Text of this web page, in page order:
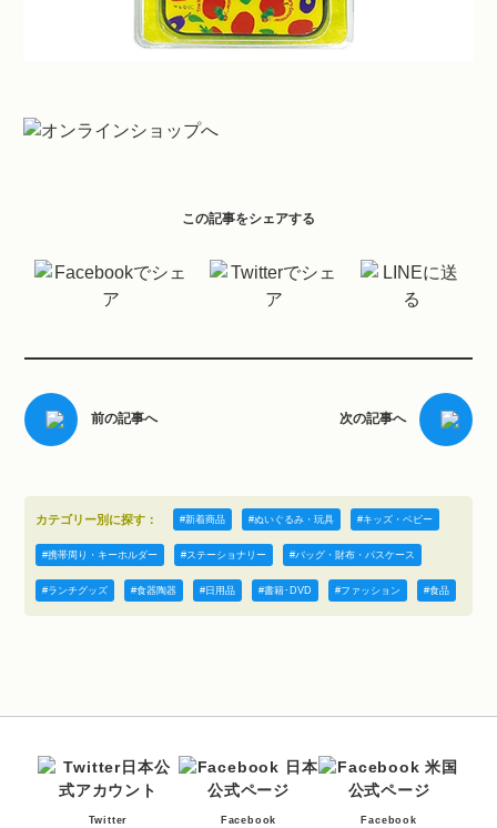
この記事をシェアする
投稿ナビゲーション
前の記事へ 次の記事へ
新着商品 ぬいぐるみ・玩具 キッズ・ベビー
携帯周り・キーホルダー ステーショナリー バッグ・財布・パスケース
ランチグッズ 食器陶器 日用品 書籍･DVD ファッション 食品
Twitter
Facebook
Facebook